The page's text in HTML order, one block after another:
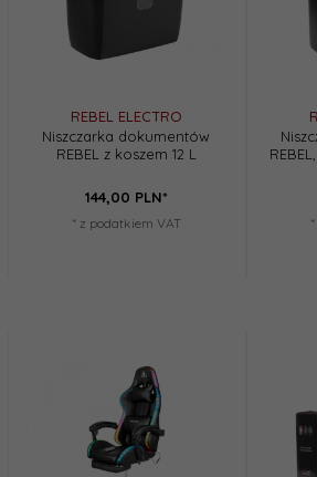
REBEL ELECTRO
Niszczarka dokumentów
REBEL z koszem 12 L
144,00 PLN*
* z podatkiem VAT